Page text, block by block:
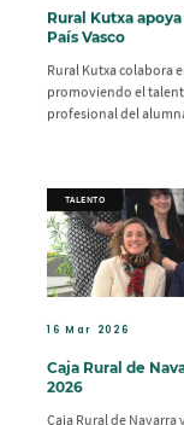
Rural Kutxa
País Vasco
Rural Kutxa colabora
promoviendo el
profesional del
TALENTO
16 Mar 2026
Caja Rural de
2026
Caja Rural de